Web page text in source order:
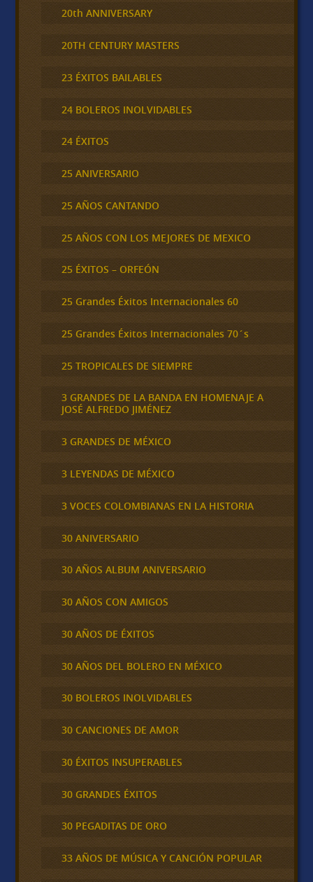
20th ANNIVERSARY
20TH CENTURY MASTERS
23 ÉXITOS BAILABLES
24 BOLEROS INOLVIDABLES
24 ÉXITOS
25 ANIVERSARIO
25 AÑOS CANTANDO
25 AÑOS CON LOS MEJORES DE MEXICO
25 ÉXITOS – ORFEÓN
25 Grandes Éxitos Internacionales 60
25 Grandes Éxitos Internacionales 70´s
25 TROPICALES DE SIEMPRE
3 GRANDES DE LA BANDA EN HOMENAJE A
JOSÉ ALFREDO JIMÉNEZ
3 GRANDES DE MÉXICO
3 LEYENDAS DE MÉXICO
3 VOCES COLOMBIANAS EN LA HISTORIA
30 ANIVERSARIO
30 AÑOS ALBUM ANIVERSARIO
30 AÑOS CON AMIGOS
30 AÑOS DE ÉXITOS
30 AÑOS DEL BOLERO EN MÉXICO
30 BOLEROS INOLVIDABLES
30 CANCIONES DE AMOR
30 ÉXITOS INSUPERABLES
30 GRANDES ÉXITOS
30 PEGADITAS DE ORO
33 AÑOS DE MÚSICA Y CANCIÓN POPULAR